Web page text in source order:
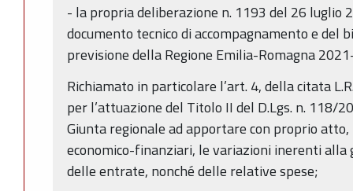
- la propria deliberazione n. 1193 del 26 luglio
documento tecnico di accompagnamento e del
previsione della Regione Emilia-Romagna
Richiamato in particolare l’art. 4, della citata
per l’attuazione del Titolo II del D.Lgs. n. 118/
Giunta regionale ad apportare con proprio
economico-finanziari, le variazioni inerenti alla
delle entrate, nonché delle relative spese;